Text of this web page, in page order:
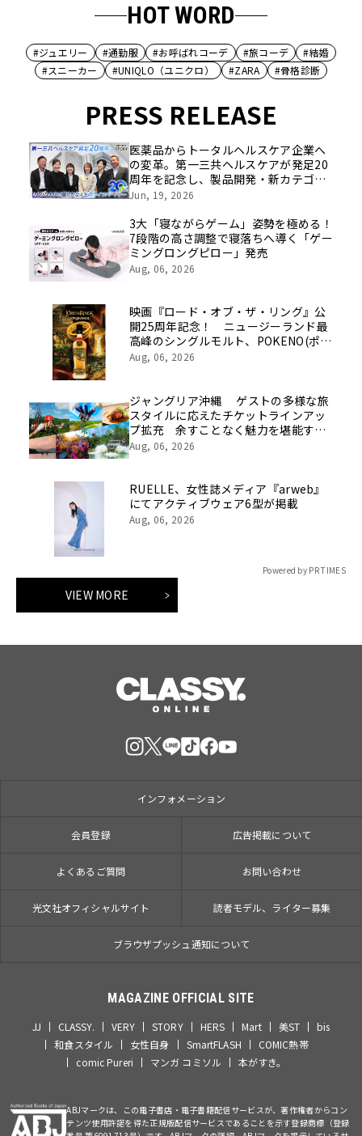
HOT WORD
#ジュエリー #通勤服 #お呼ばれコーデ #旅コーデ
#結婚
#スニーカー
#UNIQLO（ユニクロ） #ZARA #骨格診断
PRESS RELEASE
医薬品からトータルヘルスケア企業へ
の変革。第一三共ヘルスケアが発足20
周年を記念し、製品開発・新カテゴリ
挑戦の舞台や旧社統合時のエピソード
像を公開！
Jun, 19, 2026
3大「寝ながらゲーム」姿勢を極める！
7段階の高さ調整で寝落ちへ導く「ゲー
ミングロングピロー」発売
Aug, 06, 2026
映画『ロード・オブ・ザ・リング』公
開25周年記念！ ニュージーランド最
高峰のシングルモルト、POKENO(ポケ
ノ)より 数量限定ウイスキー「リング
Aug, 06, 2026
ジャングリア沖縄 ゲストの多様な旅
スタイルに応えたチケットラインアッ
プ拡充 余すことなく魅力を堪能する
「ロイヤルチケット」新登場
Aug, 06, 2026
RUELLE、女性誌メディア『arweb』
にてアクティブウェア6型が掲載
Aug, 06, 2026
Powered by PR TIMES
VIEW MORE
インフォメーション
会員登録 広告掲載について
よくあるご質問 お問い合わせ
光文社オフィシャルサイト 読者モデル、ライター募集
ブラウザプッシュ通知について
MAGAZINE OFFICIAL SITE
JJ CLASSY. VERY STORY HERS Mart 美ST
bis
和食スタイル
女性自身 SmartFLASH
COMIC熱帯
comic Pureri
マンガ コミソル 本がすき。
ABJマークは、この電子書店・電子書籍配信サービスが、著作権者からコン
テンツ使用許諾を得た正規版配信サービスであることを示す登録商標（登録